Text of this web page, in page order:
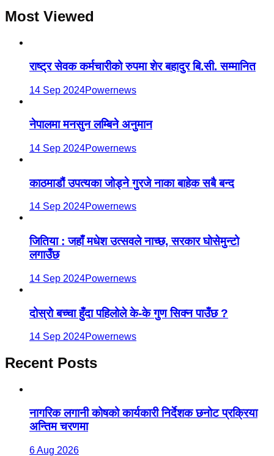
Most Viewed
राष्ट्र सेवक कर्मचारीको रुपमा शेर बहादुर बि.सी. सम्मानित
14 Sep 2024Powernews
नेपालमा मनसुन लम्बिने अनुमान
14 Sep 2024Powernews
काठमाडौं उपत्यका जोड्ने गुरजे नाका बाहेक सबै बन्द
14 Sep 2024Powernews
जितिया : जहाँ मधेश उत्सवले नाच्छ, सरकार घोसेमुन्टो
लगाउँछ
14 Sep 2024Powernews
दोस्रो बच्चा हुँदा पहिलोले के-के गुण सिक्न पाउँछ ?
14 Sep 2024Powernews
Recent Posts
नागरिक लगानी कोषको कार्यकारी निर्देशक छनोट प्रक्रिया
अन्तिम चरणमा
6 Aug 2026